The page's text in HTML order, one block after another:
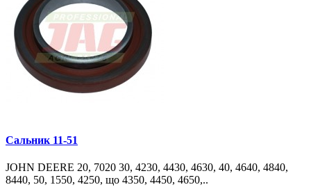
Сальник 11-51
JOHN DEERE 20, 7020 30, 4230, 4430, 4630, 40, 4640, 4840,
8440, 50, 1550, 4250, що 4350, 4450, 4650,..